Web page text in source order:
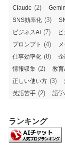
Claude (2)
SNS効率化 (3)
ビジネスAI (7)
プロンプト (4)
仕事効率化 (8) 企
情報収集 (2) 教育
正しい使い方 (3)
英語苦手 (2) 語学
ランキング